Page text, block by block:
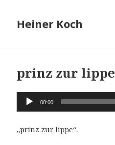
Heiner Koch
prinz zur lippe
Audio-
Player
00:00
„prinz zur lippe“.